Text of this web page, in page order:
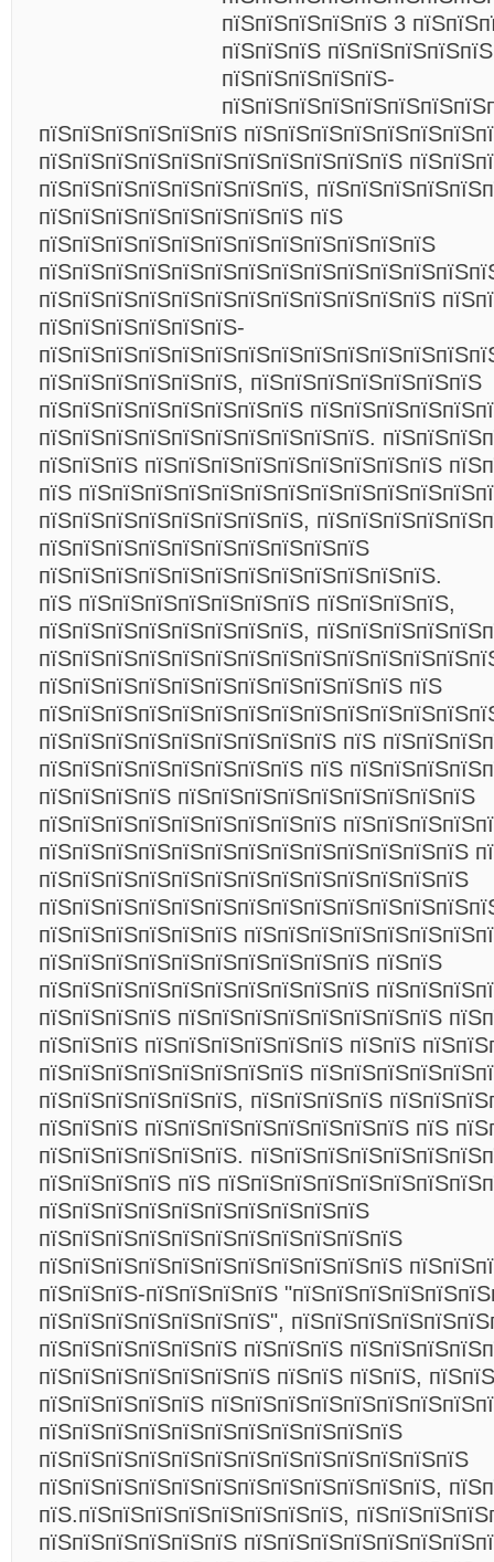
пїЅпїЅпїЅпїЅпїЅ 3
пїЅпїЅпїЅ
пїЅпїЅпїЅпїЅпїЅ-
пїЅпїЅпїЅпїЅпїЅпїЅ
пїЅпїЅпїЅпїЅпїЅпїЅпїЅпїЅпїЅпїЅпїЅ
пїЅпїЅпїЅпїЅпїЅпїЅпїЅпїЅ,
пїЅпїЅпїЅпїЅпїЅпїЅпїЅпїЅ пїЅ
пїЅпїЅпїЅпїЅпїЅпїЅпїЅпїЅпїЅпїЅпїЅпїЅ
пїЅпїЅпїЅпїЅпїЅпїЅпїЅпїЅпїЅпїЅпїЅпїЅ
пїЅпїЅпїЅпїЅпїЅпїЅ-
пїЅпїЅпїЅпїЅпїЅпїЅ, пїЅпїЅпїЅпїЅпїЅпїЅпїЅ
пїЅпїЅпїЅпїЅпїЅпїЅпїЅпїЅ
пїЅпїЅпїЅпїЅпїЅпїЅпїЅпїЅпїЅпїЅ.
пїЅпїЅпїЅ пїЅпїЅпїЅпїЅпїЅпїЅпїЅпїЅпїЅ
пїЅ
пїЅпїЅпїЅпїЅпїЅпїЅпїЅпїЅ,
пїЅпїЅпїЅпїЅпїЅпїЅпїЅпїЅпїЅпїЅ
пїЅпїЅпїЅпїЅпїЅпїЅпїЅпїЅпїЅпїЅпїЅпїЅ.
пїЅ пїЅпїЅпїЅпїЅпїЅпїЅпїЅ пїЅпїЅпїЅпїЅ,
пїЅпїЅпїЅпїЅпїЅпїЅпїЅпїЅ,
пїЅпїЅпїЅпїЅпїЅпїЅпїЅпїЅпїЅпїЅпїЅ пїЅ
пїЅпїЅпїЅпїЅпїЅпїЅпїЅпїЅпїЅ пїЅ
пїЅпїЅпїЅпїЅпїЅпїЅпїЅпїЅ пїЅ
пїЅпїЅпїЅпїЅ пїЅпїЅпїЅпїЅпїЅпїЅпїЅпїЅпїЅ
пїЅпїЅпїЅпїЅпїЅпїЅпїЅпїЅпїЅ
пїЅпїЅпїЅпїЅпїЅпїЅпїЅпїЅпїЅпїЅпїЅпїЅпїЅ
пїЅпїЅпїЅпїЅпїЅпїЅпїЅпїЅпїЅпїЅпїЅпїЅпїЅ
пїЅпїЅпїЅпїЅпїЅпїЅ
пїЅпїЅпїЅпїЅпїЅпїЅпїЅпїЅпїЅпїЅ пїЅпїЅ
пїЅпїЅпїЅпїЅпїЅпїЅпїЅпїЅпїЅпїЅ
пїЅпїЅпїЅпїЅ пїЅпїЅпїЅпїЅпїЅпїЅпїЅпїЅ
пїЅпїЅпїЅ пїЅпїЅпїЅпїЅпїЅпїЅ пїЅпїЅ
пїЅпїЅпїЅпїЅпїЅпїЅпїЅпїЅ
пїЅпїЅпїЅпїЅпїЅпїЅ, пїЅпїЅпїЅпїЅ
пїЅпїЅпїЅ пїЅпїЅпїЅпїЅпїЅпїЅпїЅпїЅ пїЅ
пїЅпїЅпїЅпїЅпїЅпїЅ.
пїЅпїЅпїЅпїЅ пїЅ
пїЅпїЅпїЅпїЅпїЅпїЅпїЅпїЅпїЅпїЅ
пїЅпїЅпїЅпїЅпїЅпїЅпїЅпїЅпїЅпїЅпїЅ
пїЅпїЅпїЅпїЅпїЅпїЅпїЅпїЅпїЅпїЅпїЅ
пїЅпїЅпїЅ-пїЅпїЅпїЅпїЅ
пїЅпїЅпїЅпїЅпїЅпїЅпїЅ",
пїЅпїЅпїЅпїЅпїЅпїЅ пїЅпїЅпїЅ
пїЅпїЅпїЅпїЅпїЅпїЅпїЅ пїЅпїЅ пїЅпїЅ,
пїЅпїЅпїЅпїЅпїЅ
пїЅпїЅпїЅпїЅпїЅпїЅпїЅпїЅпїЅпїЅпїЅ
пїЅпїЅпїЅпїЅпїЅпїЅпїЅпїЅпїЅпїЅпїЅпїЅпїЅ
пїЅпїЅпїЅпїЅпїЅпїЅпїЅпїЅпїЅпїЅпїЅпїЅ,
пїЅ.пїЅпїЅпїЅпїЅпїЅпїЅпїЅпїЅ,
пїЅпїЅпїЅпїЅпїЅпїЅ